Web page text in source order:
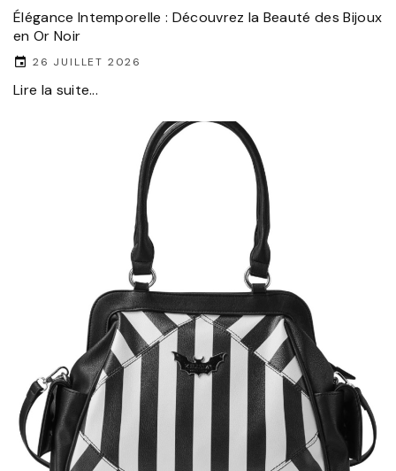
Élégance Intemporelle : Découvrez la Beauté des Bijoux
en Or Noir
26 JUILLET 2026
Lire la suite...